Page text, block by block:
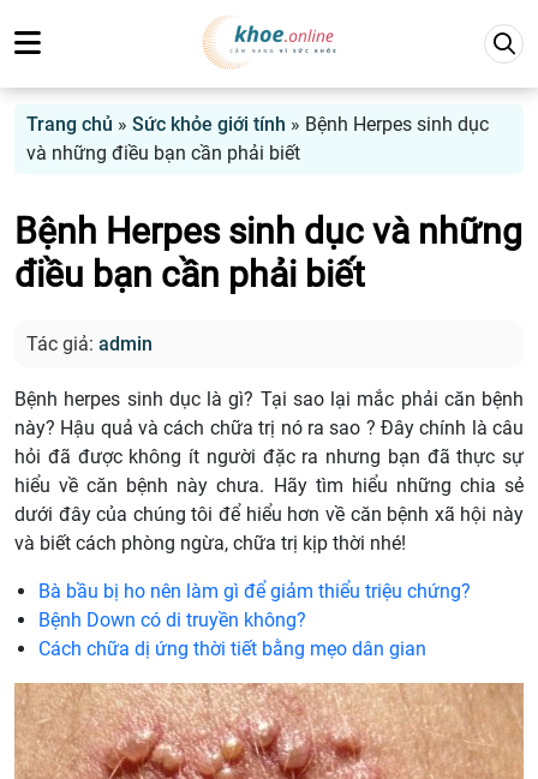
Trang chủ » Sức khỏe giới tính » Bệnh Herpes sinh dục
và những điều bạn cần phải biết
Bệnh Herpes sinh dục và những
điều bạn cần phải biết
Tác giả: admin
Bệnh herpes sinh dục là gì? Tại sao lại mắc phải căn bệnh
này? Hậu quả và cách chữa trị nó ra sao ? Đây chính là câu
hỏi đã được không ít người đặc ra nhưng bạn đã thực sự
hiểu về căn bệnh này chưa. Hãy tìm hiểu những chia sẻ
dưới đây của chúng tôi để hiểu hơn về căn bệnh xã hội này
và biết cách phòng ngừa, chữa trị kịp thời nhé!
Bà bầu bị ho nên làm gì để giảm thiểu triệu chứng?
Bệnh Down có di truyền không?
Cách chữa dị ứng thời tiết bằng mẹo dân gian